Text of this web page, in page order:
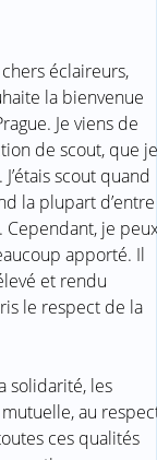
éclaireurs,
la bienvenue
Je viens de
de scout, que je
scout quand
la plupart d’entre
Cependant, je
apporté. Il
et rendu
le respect de la
solidarité, les
au
ces qualités